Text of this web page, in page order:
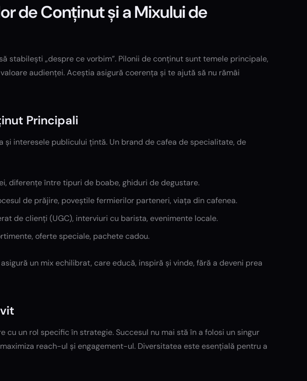
de Conținut și a Mixului de
stabilești „despre ce vorbim”. Pilonii de conținut sunt temele principale,
audienței. Aceștia asigură coerența și te ajută să nu rămâi
Principali
interesele publicului țintă. Un brand de cafea de specialitate, de
diferențe între tipuri de boabe, ghiduri de degustare.
de prăjire, poveștile fermierilor parteneri, viața din cafenea.
de clienți (UGC), interviuri cu barista, evenimente locale.
oferte speciale, pachete cadou.
un mix echilibrat, care educă, inspiră și vinde, fără a deveni prea
cu un rol specific în strategie. Succesul nu mai stă în a folosi un singur
reach-ul și engagement-ul. Diversitatea este esențială pentru a